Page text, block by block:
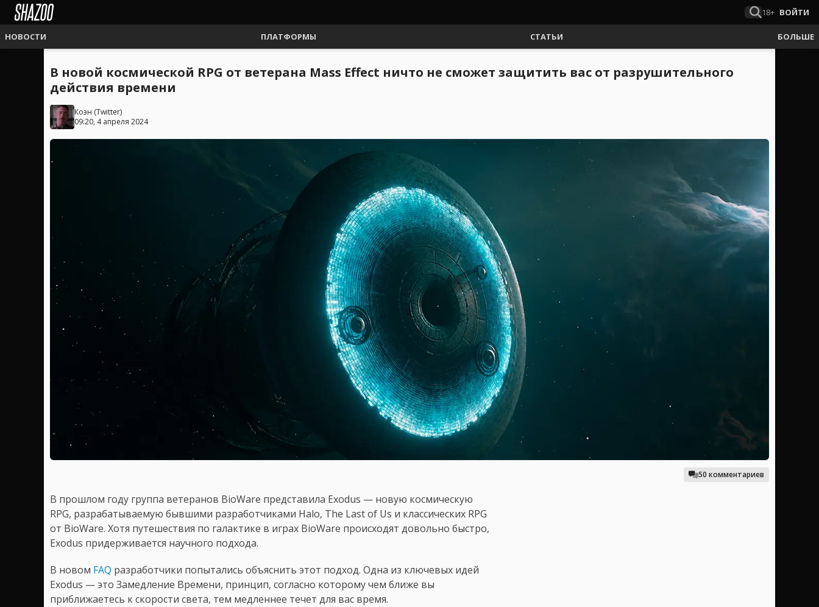
18+ ВОЙТИ
НОВОСТИ ПЛАТФОРМЫ СТАТЬИ БОЛЬШЕ
В новой космической RPG от ветерана Mass Effect ничто не сможет защитить вас от разрушительного
действия времени
Коэн (Twitter)
09:20, 4 апреля 2024
50 комментариев
В прошлом году группа ветеранов BioWare представила Exodus — новую космическую
RPG, разрабатываемую бывшими разработчиками Halo, The Last of Us и классических RPG
от BioWare. Хотя путешествия по галактике в играх BioWare происходят довольно быстро,
Exodus придерживается научного подхода.
В новом FAQ разработчики попытались объяснить этот подход. Одна из ключевых идей
Exodus — это Замедление Времени, принцип, согласно которому чем ближе вы
приближаетесь к скорости света, тем медленнее течет для вас время.